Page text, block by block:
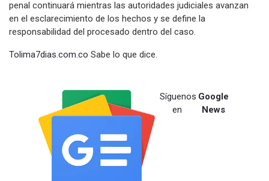
penal continuará mientras las autoridades judiciales avanzan
en el esclarecimiento de los hechos y se define la
responsabilidad del procesado dentro del caso.
Tolima7dias.com.co Sabe lo que dice.
Síguenos
en
Google
News